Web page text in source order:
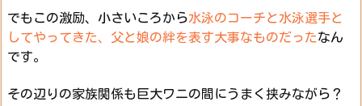
でもこの激励、小さいころから水泳のコーチと水泳選手と
してやってきた、父と娘の絆を表す大事なものだったなん
です。
その辺りの家族関係も巨大ワニの間にうまく挟みながら？